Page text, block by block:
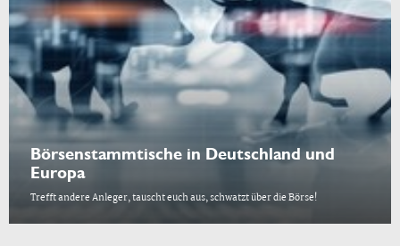
Börsenstammtische in Deutschland und
Europa
Trefft andere Anleger, tauscht euch aus, schwatzt über die Börse!